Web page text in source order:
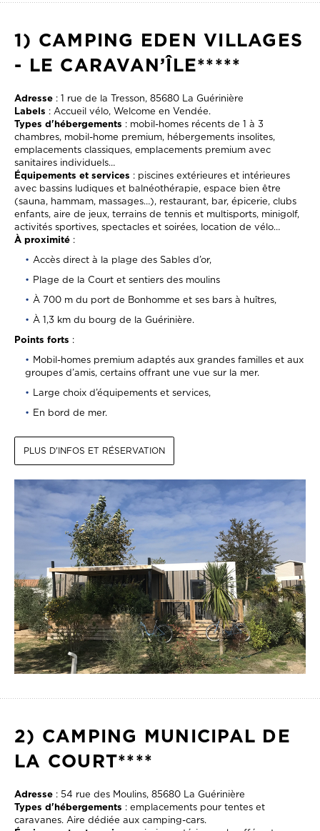
1) CAMPING EDEN VILLAGES
- LE CARAVAN’ÎLE*****
Adresse : 1 rue de la Tresson, 85680 La Guérinière
Labels : Accueil vélo, Welcome en Vendée.
Types d'hébergements : mobil-homes récents de 1 à 3
chambres, mobil-home premium, hébergements insolites,
emplacements classiques, emplacements premium avec
sanitaires individuels…
Équipements et services : piscines extérieures et intérieures
avec bassins ludiques et balnéothérapie, espace bien être
(sauna, hammam, massages…), restaurant, bar, épicerie, clubs
enfants, aire de jeux, terrains de tennis et multisports, minigolf,
activités sportives, spectacles et soirées, location de vélo…
À proximité :
Accès direct à la plage des Sables d’or,
Plage de la Court et sentiers des moulins
À 700 m du port de Bonhomme et ses bars à huîtres,
À 1,3 km du bourg de la Guérinière.
Points forts :
Mobil-homes premium adaptés aux grandes familles et aux
groupes d’amis, certains offrant une vue sur la mer.
Large choix d’équipements et services,
En bord de mer.
PLUS D'INFOS ET RÉSERVATION
2) CAMPING MUNICIPAL DE
LA COURT****
Adresse : 54 rue des Moulins, 85680 La Guérinière
Types d'hébergements : emplacements pour tentes et
caravanes. Aire dédiée aux camping-cars.